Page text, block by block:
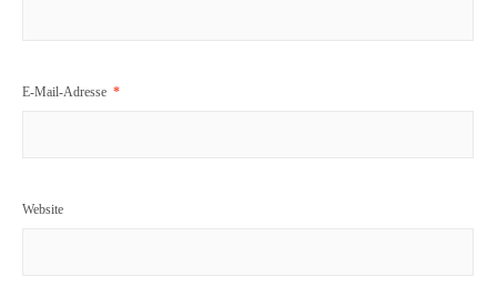
E-Mail-Adresse *
Website